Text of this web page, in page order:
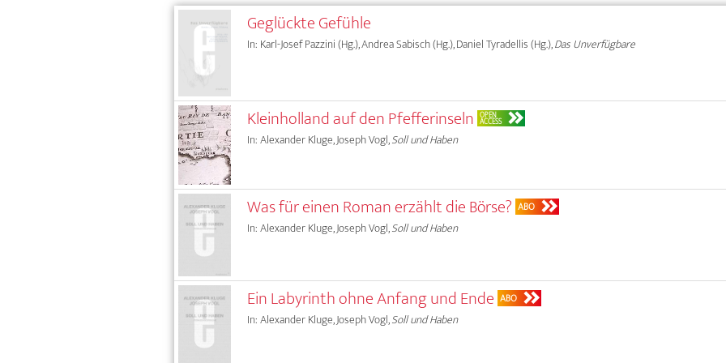
Geglückte Gefühle
In: Karl-Josef Pazzini (Hg.), Andrea Sabisch (Hg.), Daniel Tyradellis (Hg.),Das Unverfügbare
Kleinholland auf den Pfefferinseln OPEN
ACCESS
In: Alexander Kluge, Joseph Vogl,Soll und Haben
Was für einen Roman erzählt die Börse? ABO
In: Alexander Kluge, Joseph Vogl,Soll und Haben
Ein Labyrinth ohne Anfang und Ende ABO
In: Alexander Kluge, Joseph Vogl,Soll und Haben